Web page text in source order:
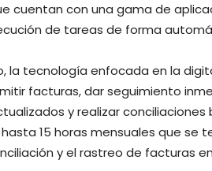
cuentan con una gama de
de tareas de forma
la tecnología enfocada en la
facturas, dar seguimiento
y realizar
15 horas mensuales que
y el rastreo de facturas